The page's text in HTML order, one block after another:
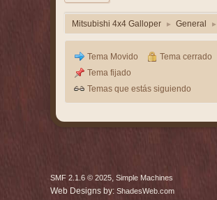
Mitsubishi 4x4 Galloper ► General ►
Tema Movido
Tema cerrado
Tema fijado
Temas que estás siguiendo
SMF 2.1.6 © 2025, Simple Machines
Web Designs by: ShadesWeb.com